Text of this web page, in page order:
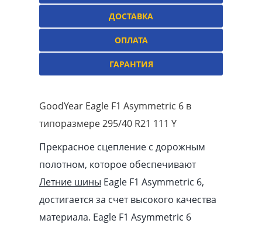
ДОСТАВКА
ОПЛАТА
ГАРАНТИЯ
GoodYear Eagle F1 Asymmetric 6 в
типоразмере 295/40 R21 111 Y
Прекрасное сцепление с дорожным
полотном, которое обеспечивают
Летние шины Eagle F1 Asymmetric 6,
достигается за счет высокого качества
материала. Eagle F1 Asymmetric 6